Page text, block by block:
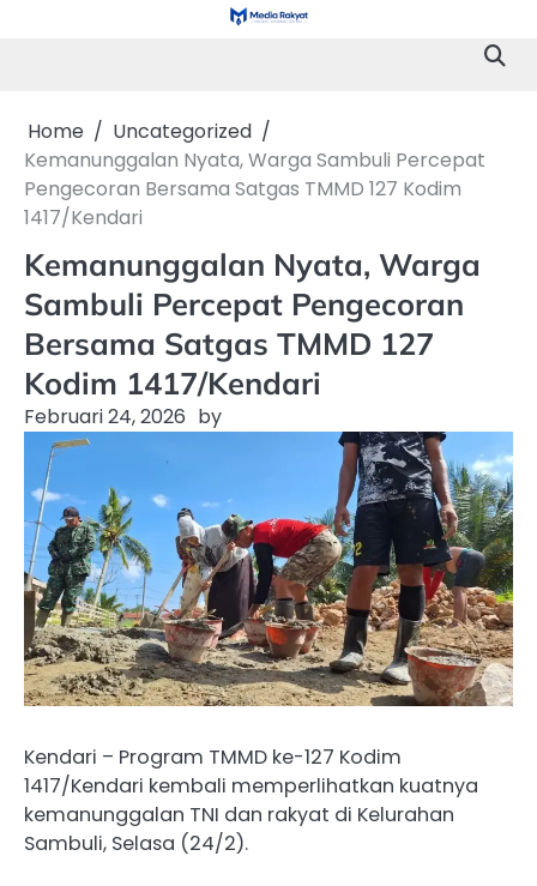
Home
Uncategorized
Kemanunggalan Nyata, Warga Sambuli Percepat
Pengecoran Bersama Satgas TMMD 127 Kodim
1417/Kendari
Kemanunggalan Nyata, Warga
Sambuli Percepat Pengecoran
Bersama Satgas TMMD 127
Kodim 1417/Kendari
Februari 24, 2026 by
Kendari – Program TMMD ke-127 Kodim
1417/Kendari kembali memperlihatkan kuatnya
kemanunggalan TNI dan rakyat di Kelurahan
Sambuli, Selasa (24/2).